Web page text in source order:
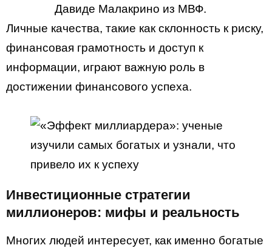
Давиде Малакрино из МВФ.
Личные качества, такие как склонность к риску,
финансовая грамотность и доступ к
информации, играют важную роль в
достижении финансового успеха.
Инвестиционные стратегии
миллионеров: мифы и реальность
Многих людей интересует, как именно богатые